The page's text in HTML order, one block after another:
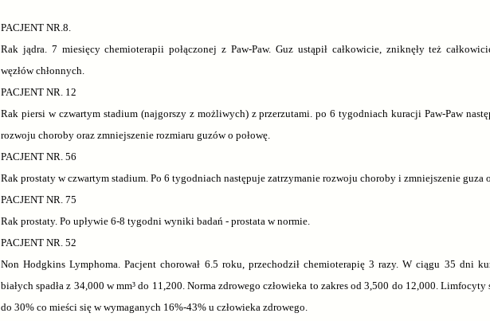
PACJENT NR.8.
Rak jądra. 7 miesięcy chemioterapii połączonej z Paw-Paw. Guz ustąpił całkowicie, zniknęły też
węzłów chłonnych.
PACJENT NR. 12
Rak piersi w czwartym stadium (najgorszy z możliwych) z przerzutami. po 6 tygodniach kuracji Paw-Paw
rozwoju choroby oraz zmniejszenie rozmiaru guzów o połowę.
PACJENT NR. 56
Rak prostaty w czwartym stadium. Po 6 tygodniach następuje zatrzymanie rozwoju choroby i zmniejszenie guza
PACJENT NR. 75
Rak prostaty. Po upływie 6-8 tygodni wyniki badań - prostata w normie.
PACJENT NR. 52
Non Hodgkins Lymphoma. Pacjent chorował 6.5 roku, przechodził chemioterapię 3 razy. W ciągu 35 dni
białych spadła z 34,000 w mm³ do 11,200. Norma zdrowego człowieka to zakres od 3,500 do 12,000. Limfocyty
do 30% co mieści się w wymaganych 16%-43% u człowieka zdrowego.